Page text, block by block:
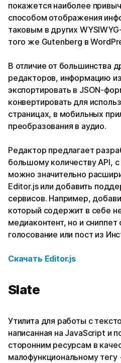
покажется наиболее
способом отображения
таковым в других
того же Gutenberg в
В отличие от большинства
редакторов, информацию
экспортировать в JSON-
конвертировать для
страницах, в мобильных
преобразования в аудио.
Редактор предлагает
большому количеству API,
можно значительно
Editor.js или добавить
сервисов. Например,
который содержит в себе
медиаконтент, но и сниппет
голосование или пост из
Скачать Editor.js
Slate
Утилита для работы с
написанная на JavaScript и
сторонним ресурсам в
малофункциональному